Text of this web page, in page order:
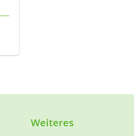
Weiteres